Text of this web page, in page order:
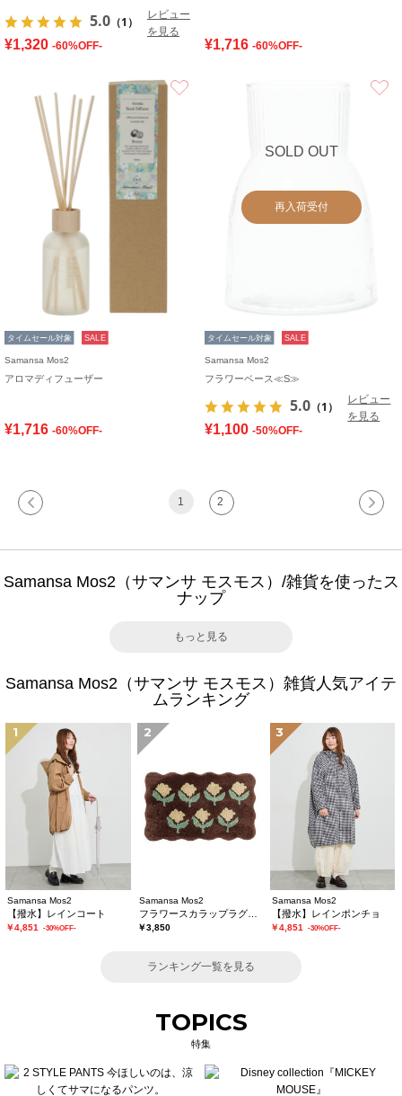
5.0 （1）
レビュー
を見る
¥1,320 -60%OFF- ¥1,716 -60%OFF-
タイムセール対象 SALE
Samansa Mos2
アロマディフューザー
¥1,716 -60%OFF-
SOLD OUT
再入荷受付
タイムセール対象 SALE
Samansa Mos2
フラワーベース≪S≫
5.0 （1）
レビュー
を見る
¥1,100 -50%OFF-
1 2
Samansa Mos2（サマンサ モスモス）/雑貨を使ったス
ナップ
もっと見る
Samansa Mos2（サマンサ モスモス）雑貨人気アイテ
ムランキング
1
Samansa Mos2
【撥水】レインコート
￥4,851 -30%OFF-
2
Samansa Mos2
￥3,850
3
Samansa Mos2
【撥水】レインポンチョ
￥4,851 -30%OFF-
ランキング一覧を見る
TOPICS
特集